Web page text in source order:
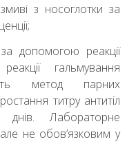
з носоглотки за
допомогою реакції
гальмування
метод парних
титру антитіл
Лабораторне
не обов’язковим у